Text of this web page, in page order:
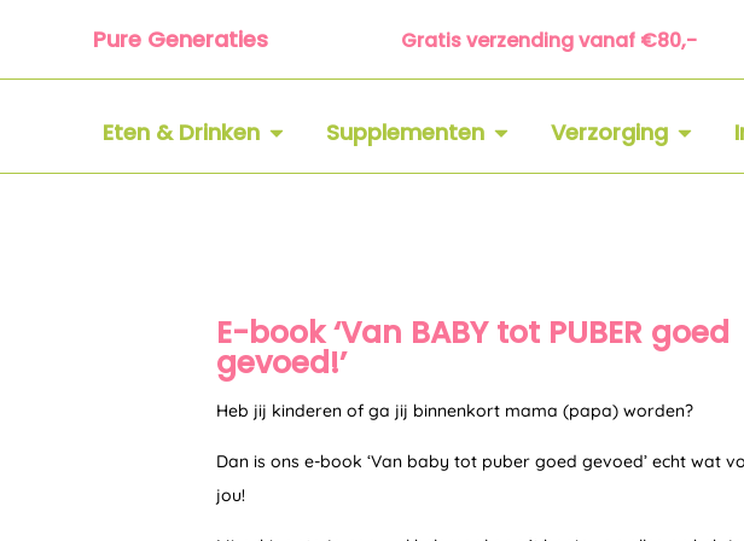
de
Pure Generaties Gratis verzending vanaf €80,-
Eten & Drinken OPEN ETEN & DRINKEN
Supplementen OPEN SUPPLEMENTEN
Verzorging OPEN
E-book ‘Van BABY tot PUBER goed
gevoed!’
Heb jij kinderen of ga jij binnenkort mama (papa) worden?
Dan is ons e-book ‘Van baby tot puber goed gevoed’ echt wat
jou!